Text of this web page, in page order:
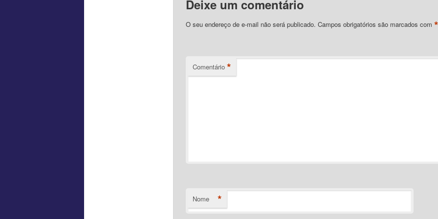
Deixe um comentário
O seu endereço de e-mail não será publicado. Campos obrigatórios são marcados com *
Comentário *
Nome *